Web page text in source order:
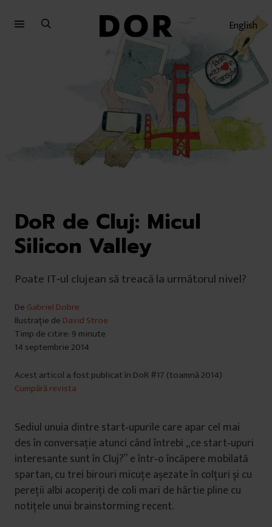
English
DoR de Cluj: Micul
Silicon Valley
Poate IT‑ul clujean să treacă la următorul nivel?
De Gabriel Dobre
Ilustrație de David Stroe
Timp de citire: 9 minute
14 septembrie 2014
Acest articol a fost publicat în DoR #17 (toamnă 2014)
Cumpără revista
Sediul unuia dintre start‑upurile care apar cel mai
des în conversație atunci când întrebi „ce start‑upuri
interesante sunt în Cluj?” e într‑o încăpere mobilată
spartan, cu trei birouri micuțe așezate în colțuri și cu
pereții albi acoperiți de coli mari de hârtie pline cu
notițele unui brainstorming recent.